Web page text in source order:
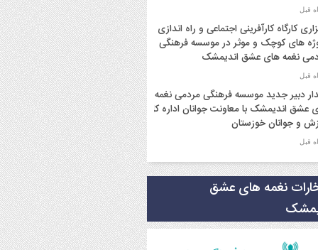
کارگاه کارآفرینی اجتماعی و راه اندازی
های کوچک و موثر در موسسه فرهنگی
نغمه های عشق اندیمشک
دبیر جدید موسسه فرهنگی مردمی نغمه
عشق اندیمشک با معاونت جوانان اداره کل
و جوانان خوزستان
دبیر موسسه فرهنگی مردمی نغمه های
با ریاست اداره ورزش و جوانان اندیمشک
دورهمی خانوادگی با عنوان کافه شادی
به مناسبت نیمه شعبان و دهه فجر و
ی جوان در اندیمشک برگزار شد.
نغمه های عشق